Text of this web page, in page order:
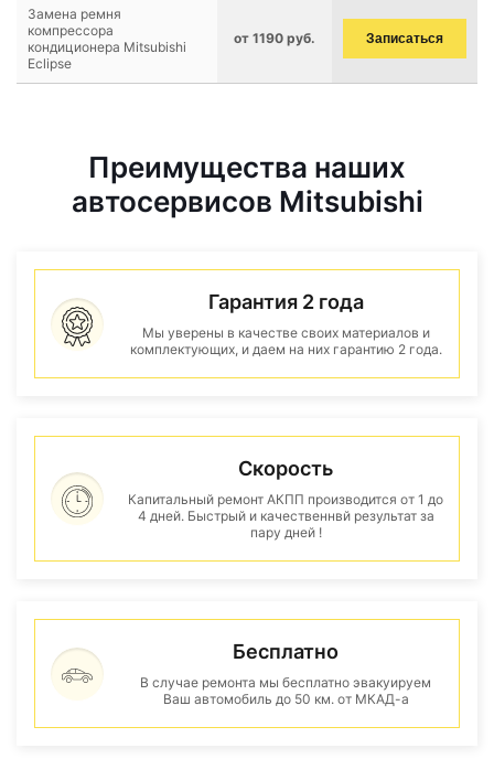
Замена ремня
компрессора
кондиционера Mitsubishi
Eclipse
от 1190 руб. Записаться
Преимущества наших
автосервисов Mitsubishi
Гарантия 2 года
Мы уверены в качестве своих материалов и
комплектующих, и даем на них гарантию 2 года.
Скорость
Капитальный ремонт АКПП производится от 1 до
4 дней. Быстрый и качественнвй результат за
пару дней !
Бесплатно
В случае ремонта мы бесплатно эвакуируем
Ваш автомобиль до 50 км. от МКАД-а